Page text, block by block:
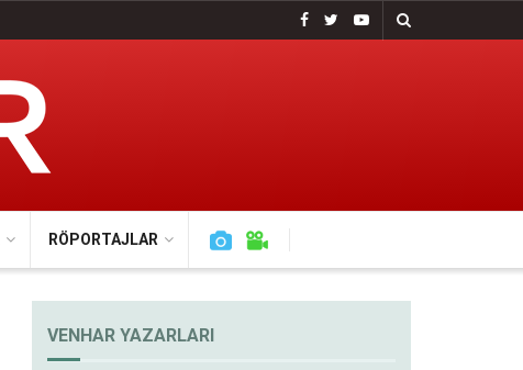
RÖPORTAJLAR
VENHAR YAZARLARI